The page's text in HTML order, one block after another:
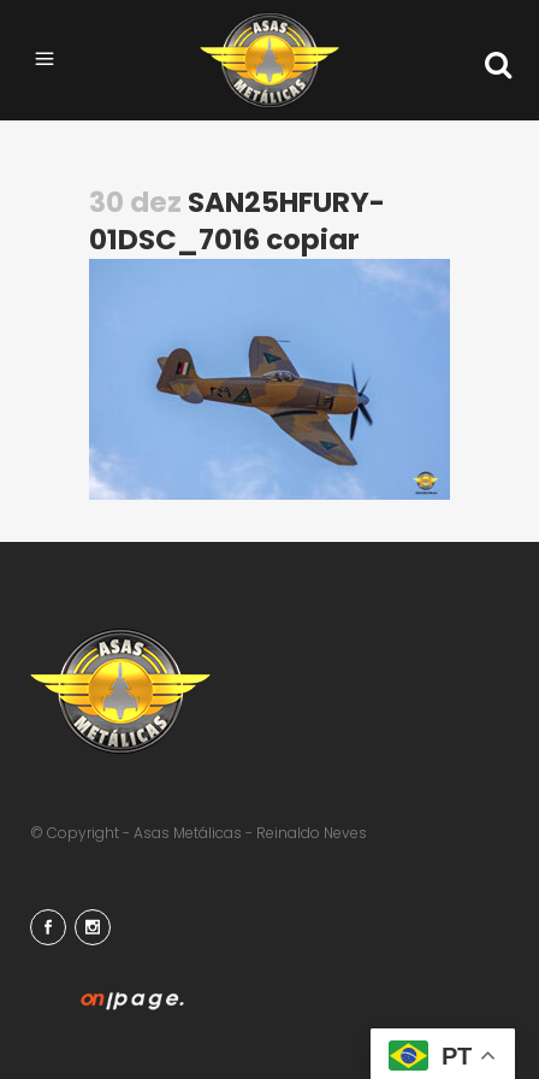
30 dez SAN25HFURY-
01DSC_7016 copiar
© Copyright - Asas Metálicas - Reinaldo Neves
PT